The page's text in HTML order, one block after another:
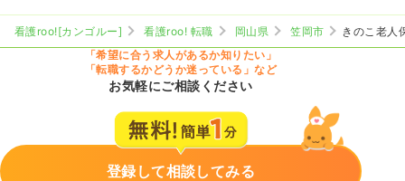
看護roo![カンゴルー] 看護roo! 転職 岡山県 笠岡市
きのこ老人
「希望に合う求人があるか知りたい」
「転職するかどうか迷っている」など
お気軽にご相談ください
登録して相談してみる